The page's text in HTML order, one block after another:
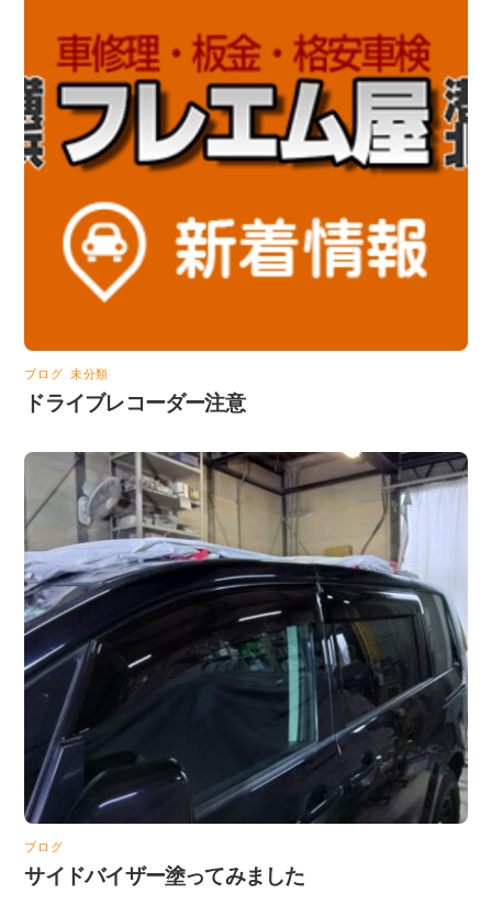
ブログ ,未分類
ドライブレコーダー注意
ブログ
サイドバイザー塗ってみました